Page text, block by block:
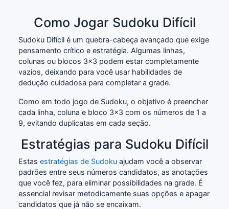
Como Jogar Sudoku Difícil
Sudoku Difícil é um quebra-cabeça avançado que exige
pensamento crítico e estratégia. Algumas linhas,
colunas ou blocos 3x3 podem estar completamente
vazios, deixando para você usar habilidades de
dedução cuidadosa para completar a grade.
Como em todo jogo de Sudoku, o objetivo é preencher
cada linha, coluna e bloco 3x3 com os números de 1 a
9, evitando duplicatas em cada seção.
Estratégias para Sudoku Difícil
Estas estratégias de Sudoku ajudam você a observar
padrões entre seus números candidatos, as anotações
que você fez, para eliminar possibilidades na grade. É
essencial revisar metodicamente suas opções e apagar
candidatos que já não se encaixam.